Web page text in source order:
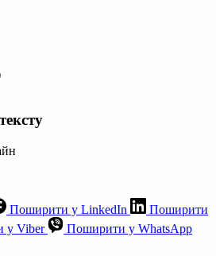
Поширити у LinkedIn
Поширити
у Viber Поширити у WhatsApp